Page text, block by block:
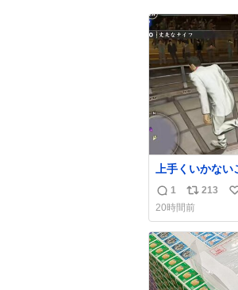
上手くいかな
出してほしい。
ったらお笑いボ
返
信
数
1
リ
ポ
ス
ト
数
213
い
ね
数
20時間前